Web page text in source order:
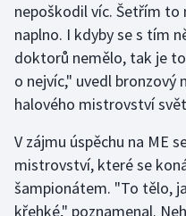
Judo
Krasobruslení
Lyže a snowboard
Moderní pětiboj
nepoškodil víc. Šetřím to
naplno. I kdyby se s tím
doktorů nemělo, tak je
o nejvíc," uvedl
halového mistrovství
V zájmu úspěchu na ME
mistrovství, které se
šampionátem. "To tělo,
křehké," poznamenal.